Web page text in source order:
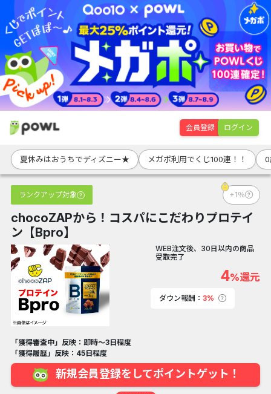
会員登録 ログイン
夏休みはおうちでディズニー★ メガポ利用でくじ100連！！ 0
ランクアップ対象 +1％
chocoZAPから！コスパにこだわりプロテイ
ン【Bpro】
WEB注文後、30日以内の商品
受取完了
4%還元
ダウン報酬： 3%
「獲得審査中」反映：即時～3日程度
「獲得履歴」反映：45日程度
新規会員登録をしてポイントゲット！